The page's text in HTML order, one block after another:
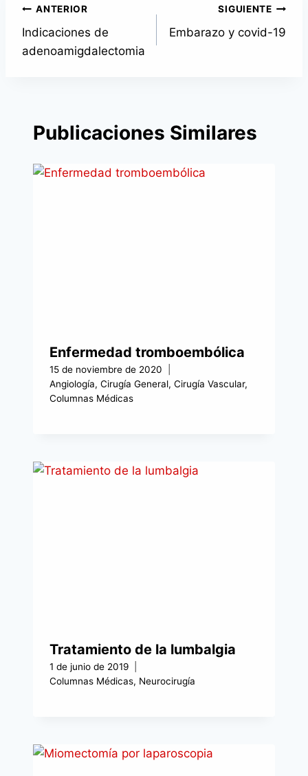
Navegación
de
ANTERIOR
Indicaciones de
adenoamigdalectomia
SIGUIENTE
Embarazo y covid-19
Publicaciones Similares
Enfermedad tromboembólica
15 de noviembre de 2020
Angiología, Cirugía General, Cirugía Vascular,
Columnas Médicas
Tratamiento de la lumbalgia
1 de junio de 2019
Columnas Médicas, Neurocirugía